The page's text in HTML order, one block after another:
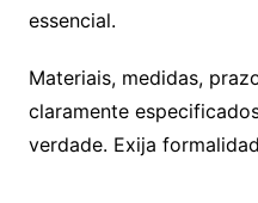
essencial.
Materiais, medidas,
claramente
verdade. Exija